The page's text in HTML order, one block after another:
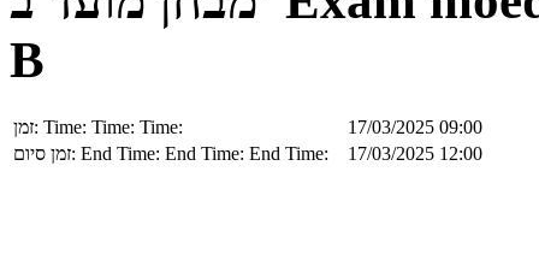
B
זמן: Time: Time: Time:
17/03/2025 09:00
זמן סיום: End Time: End Time: End Time: 17/03/2025 12:00